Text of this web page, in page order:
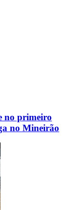
no primeiro
no Mineirão